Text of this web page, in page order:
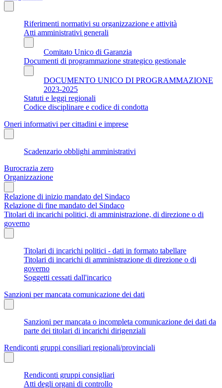
Riferimenti normativi su organizzazione e attività
Atti amministrativi generali
Comitato Unico di Garanzia
Documenti di programmazione strategico gestionale
DOCUMENTO UNICO DI PROGRAMMAZIONE
2023-2025
Statuti e leggi regionali
Codice disciplinare e codice di condotta
Oneri informativi per cittadini e imprese
Scadenzario obblighi amministrativi
Burocrazia zero
Organizzazione
Relazione di inizio mandato del Sindaco
Relazione di fine mandato del Sindaco
Titolari di incarichi politici, di amministrazione, di direzione o di
governo
Titolari di incarichi politici - dati in formato tabellare
Titolari di incarichi di amministrazione di direzione o di
governo
Soggetti cessati dall'incarico
Sanzioni per mancata comunicazione dei dati
Sanzioni per mancata o incompleta comunicazione dei dati da
parte dei titolari di incarichi dirigenziali
Rendiconti gruppi consiliari regionali/provinciali
Rendiconti gruppi consigliari
Atti degli organi di controllo